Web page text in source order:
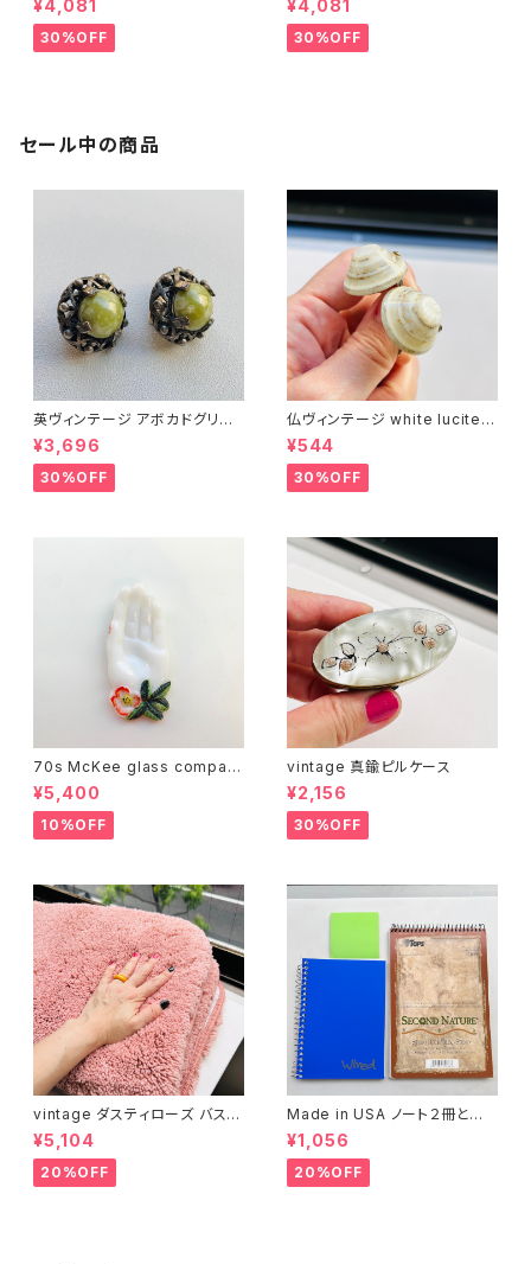
¥4,081
30%OFF
¥4,081
30%OFF
セール中の商品
英ヴィンテージ アボカドグリー
ンイヤリング
¥3,696
30%OFF
仏ヴィンテージ white lucite c
onfetti 山型イヤリング
¥544
30%OFF
70s McKee glass compan
y ハンドペイントハンド小皿
（赤）
¥5,400
10%OFF
vintage 真鍮ピルケース
¥2,156
30%OFF
vintage ダスティローズ バスマ
ット
¥5,104
20%OFF
Made in USA ノート２冊とお
まけ
¥1,056
20%OFF